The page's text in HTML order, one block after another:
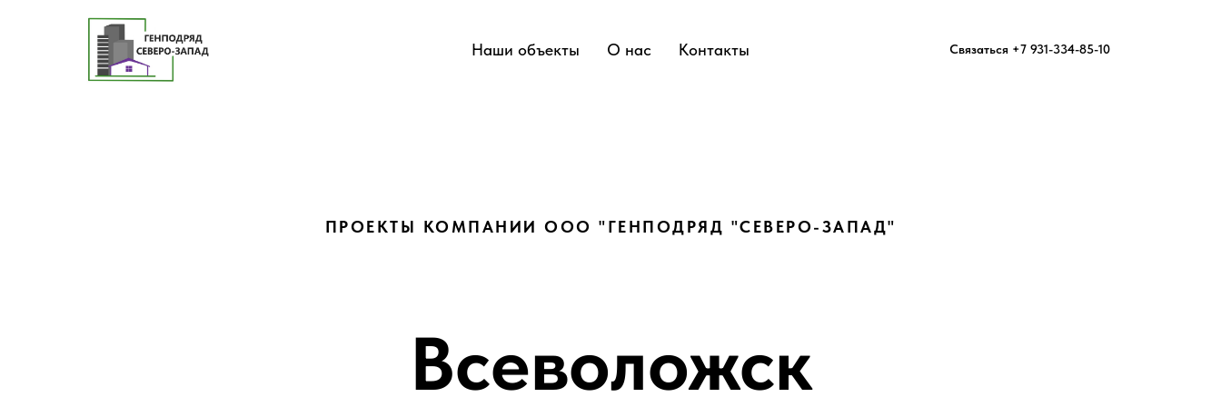
Наши объекты О нас Контакты Связаться +7 931-334-85-10
ПРОЕКТЫ КОМПАНИИ ООО "ГЕНПОДРЯД "СЕВЕРО-ЗАПАД"
Всеволожск